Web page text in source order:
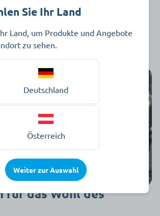
eine gute, schnelle und
zu sichern.
für das Wohl des
Sie Ihr Land
Land, um Produkte und Angebote
zu sehen.
Deutschland
Österreich
Weiter zur Auswahl